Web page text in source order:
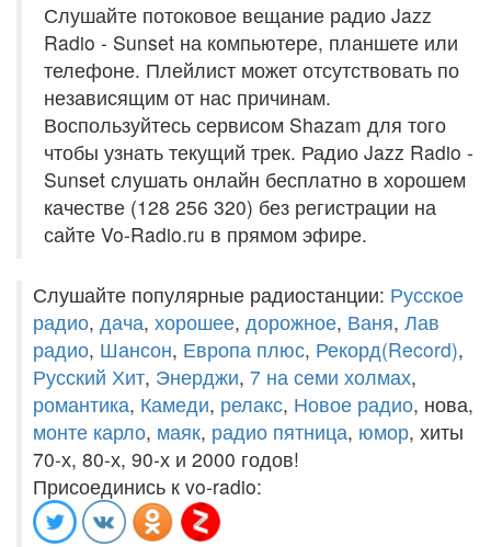
Слушайте потоковое вещание радио Jazz
Radio - Sunset на компьютере, планшете или
телефоне. Плейлист может отсутствовать по
независящим от нас причинам.
Воспользуйтесь сервисом Shazam для того
чтобы узнать текущий трек. Радио Jazz Radio -
Sunset слушать онлайн бесплатно в хорошем
качестве (128 256 320) без регистрации на
сайте Vo-Radio.ru в прямом эфире.
Слушайте популярные радиостанции: Русское
радио, дача, хорошее, дорожное, Ваня, Лав
радио, Шансон, Европа плюс, Рекорд(Record),
Русский Хит, Энерджи, 7 на семи холмах,
романтика, Камеди, релакс, Новое радио, нова,
монте карло, маяк, радио пятница, юмор, хиты
70-х, 80-х, 90-х и 2000 годов!
Присоединись к vo-radio: